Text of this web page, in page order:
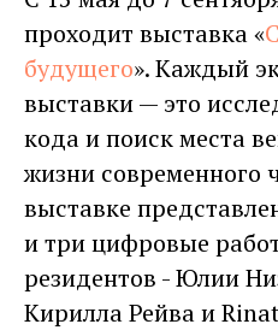
проходит выставка «
будущего». Каждый
выставки — это
кода и поиск места
жизни современного
выставке
и три цифровые
резидентов - Юлии
Кирилла Рейва и